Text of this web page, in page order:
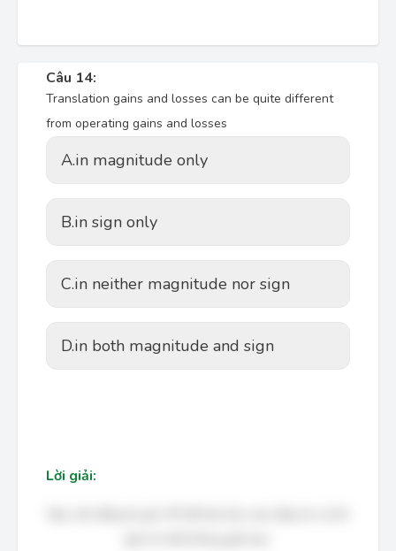
Câu 14:
Translation gains and losses can be quite different
from operating gains and losses
A.in magnitude only
B.in sign only
C.in neither magnitude nor sign
D.in both magnitude and sign
Lời giải: